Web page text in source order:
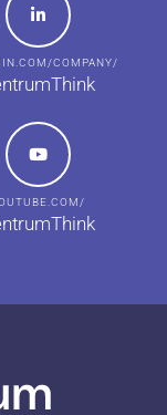
COMPANY/